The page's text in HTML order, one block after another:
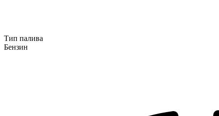
Тип палива
Бензин